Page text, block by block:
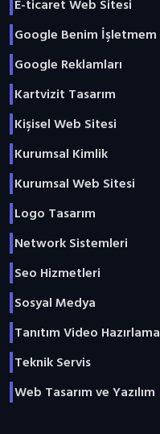
E-ticaret Web Sitesi
Google Benim İşletmem
Google Reklamları
Kartvizit Tasarım
Kişisel Web Sitesi
Kurumsal Kimlik
Kurumsal Web Sitesi
Logo Tasarım
Network Sistemleri
Seo Hizmetleri
Sosyal Medya
Tanıtım Video Hazırlama
Teknik Servis
Web Tasarım ve Yazılım